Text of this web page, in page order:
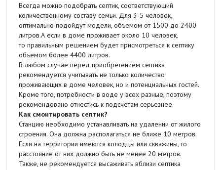
Всегда можно подобрать септик, соответствующий
количественному составу семьи. Для 3-5 человек,
оптимально подойдут модели, объемом от 1500 до 2400
литров.А если в доме проживает около 10 человек,
то правильным решением будет присмотреться к септику
объемом более 4400 литров.
В любом случае перед приобретением септика
рекомендуется учитывать не только количество
проживающих в доме человек, но и потенциальных гостей.
Кроме того, потребности в воде у всех разные, поэтому
рекомендовано отнестись к подсчетам серьезнее.
Как смонтировать септик?
Станцию необходимо устанавливать на удалении от жилого
строения. Она должна располагаться не ближе 10 метров.
Если на территории имеются колодцы или скважины, то
расстояние от них должно быть не менее 20 метров.
Также, не рекомендуется высаживать вблизи септика